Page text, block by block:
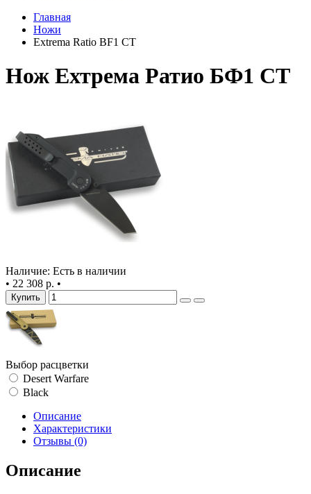
Главная
Ножи
Extrema Ratio BF1 CT
Нож Ехтрема Ратио БФ1 СТ
Наличие: Есть в наличии
• 22 308 р. •
Купить
Выбор расцветки
Desert Warfare
Black
Описание
Характеристики
Отзывы (0)
Описание